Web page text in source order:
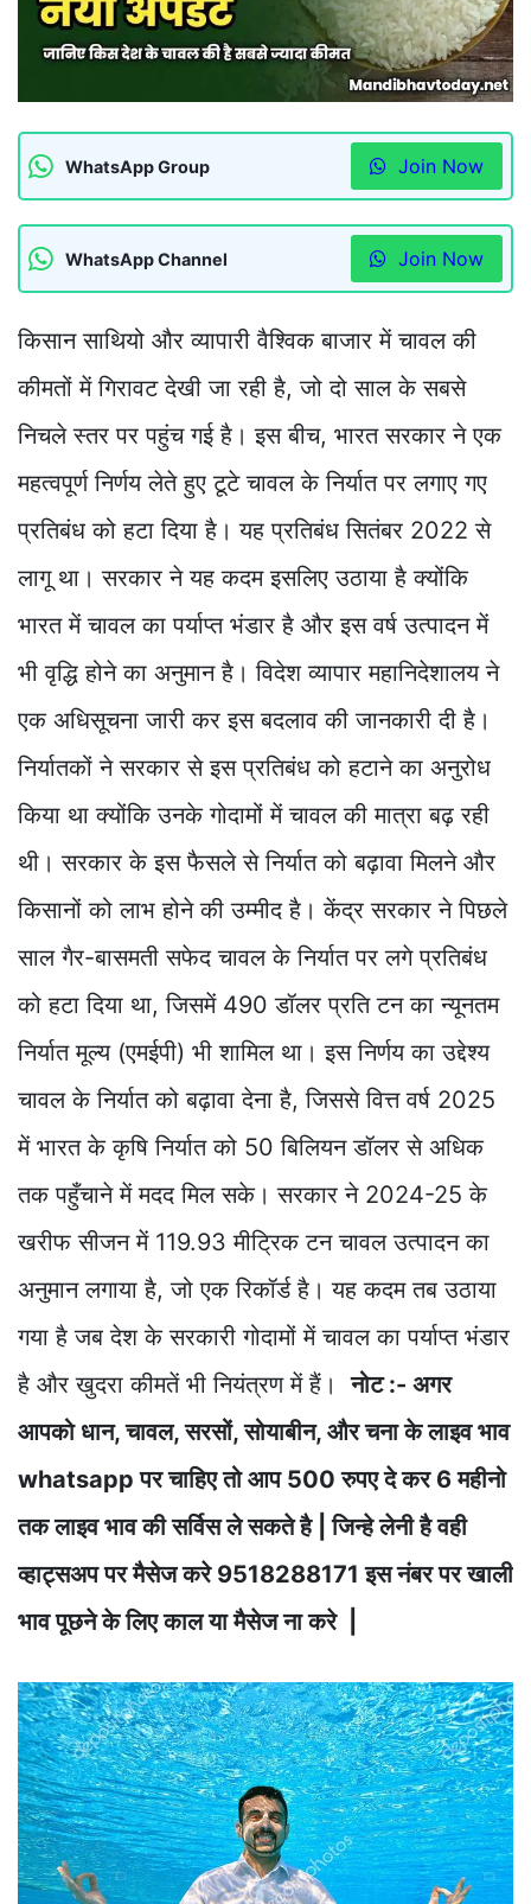
WhatsApp Group Join Now
WhatsApp Channel Join Now
किसान साथियो और व्यापारी वैश्विक बाजार में चावल की
कीमतों में गिरावट देखी जा रही है, जो दो साल के सबसे
निचले स्तर पर पहुंच गई है। इस बीच, भारत सरकार ने एक
महत्वपूर्ण निर्णय लेते हुए टूटे चावल के निर्यात पर लगाए गए
प्रतिबंध को हटा दिया है। यह प्रतिबंध सितंबर 2022 से
लागू था। सरकार ने यह कदम इसलिए उठाया है क्योंकि
भारत में चावल का पर्याप्त भंडार है और इस वर्ष उत्पादन में
भी वृद्धि होने का अनुमान है। विदेश व्यापार महानिदेशालय ने
एक अधिसूचना जारी कर इस बदलाव की जानकारी दी है।
निर्यातकों ने सरकार से इस प्रतिबंध को हटाने का अनुरोध
किया था क्योंकि उनके गोदामों में चावल की मात्रा बढ़ रही
थी। सरकार के इस फैसले से निर्यात को बढ़ावा मिलने और
किसानों को लाभ होने की उम्मीद है। केंद्र सरकार ने पिछले
साल गैर-बासमती सफेद चावल के निर्यात पर लगे प्रतिबंध
को हटा दिया था, जिसमें 490 डॉलर प्रति टन का न्यूनतम
निर्यात मूल्य (एमईपी) भी शामिल था। इस निर्णय का उद्देश्य
चावल के निर्यात को बढ़ावा देना है, जिससे वित्त वर्ष 2025
में भारत के कृषि निर्यात को 50 बिलियन डॉलर से अधिक
तक पहुँचाने में मदद मिल सके। सरकार ने 2024-25 के
खरीफ सीजन में 119.93 मीट्रिक टन चावल उत्पादन का
अनुमान लगाया है, जो एक रिकॉर्ड है। यह कदम तब उठाया
गया है जब देश के सरकारी गोदामों में चावल का पर्याप्त भंडार
है और खुदरा कीमतें भी नियंत्रण में हैं।नोट :- अगर
आपको धान, चावल, सरसों, सोयाबीन, और चना के लाइव भाव
whatsapp पर चाहिए तो आप 500 रुपए दे कर 6 महीनो
तक लाइव भाव की सर्विस ले सकते है | जिन्हे लेनी है वही
व्हाट्सअप पर मैसेज करे 9518288171 इस नंबर पर खाली
भाव पूछने के लिए काल या मैसेज ना करे |